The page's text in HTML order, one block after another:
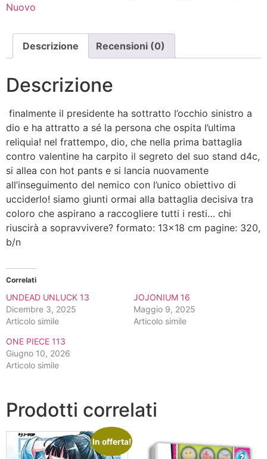
Nuovo
Descrizione Recensioni (0)
Descrizione
finalmente il presidente ha sottratto l’occhio sinistro a
dio e ha attratto a sé la persona che ospita l’ultima
reliquia! nel frattempo, dio, che nella prima battaglia
contro valentine ha carpito il segreto del suo stand d4c,
si allea con hot pants e si lancia nuovamente
all’inseguimento del nemico con l’unico obiettivo di
ucciderlo! siamo giunti ormai alla battaglia decisiva tra
coloro che aspirano a raccogliere tutti i resti… chi
riuscirà a sopravvivere? formato: 13×18 cm pagine: 320,
b/n
Correlati
UNDEAD UNLUCK 13
Dicembre 3, 2025
Articolo simile
JOJONIUM 16
Maggio 9, 2025
Articolo simile
ONE PIECE 113
Giugno 10, 2026
Articolo simile
Prodotti correlati
In offerta!